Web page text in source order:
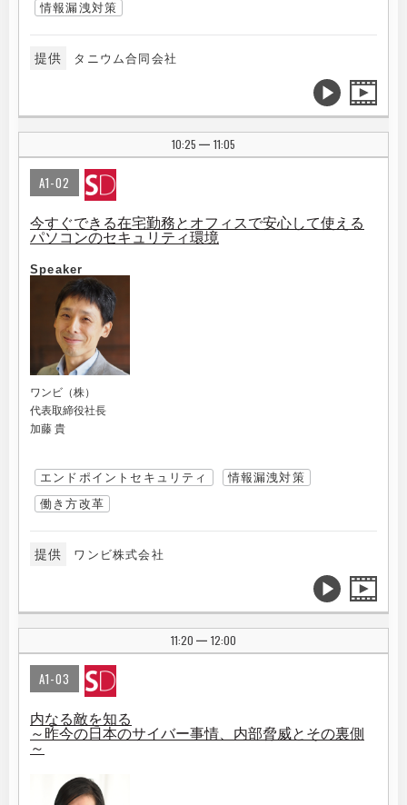
情報漏洩対策
提供 タニウム合同会社
10:25 | 11:05
A1-02
今すぐできる在宅勤務とオフィスで安心して使える
パソコンのセキュリティ環境
Speaker
ワンビ（株）
代表取締役社長
加藤 貴
エンドポイントセキュリティ
情報漏洩対策
働き方改革
提供 ワンビ株式会社
11:20 | 12:00
A1-03
内なる敵を知る
～昨今の日本のサイバー事情、内部脅威とその裏側
～